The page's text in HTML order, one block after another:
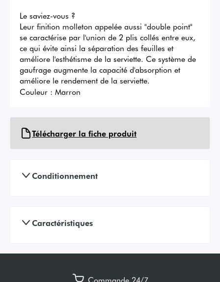
Le saviez-vous ?
Leur finition molleton appelée aussi "double point"
se caractérise par l'union de 2 plis collés entre eux,
ce qui évite ainsi la séparation des feuilles et
améliore l'esthétisme de la serviette. Ce système de
gaufrage augmente la capacité d'absorption et
améliore le rendement de la serviette.
Couleur : Marron
Télécharger la fiche produit
Conditionnement
Caractéristiques
Commande 24/7